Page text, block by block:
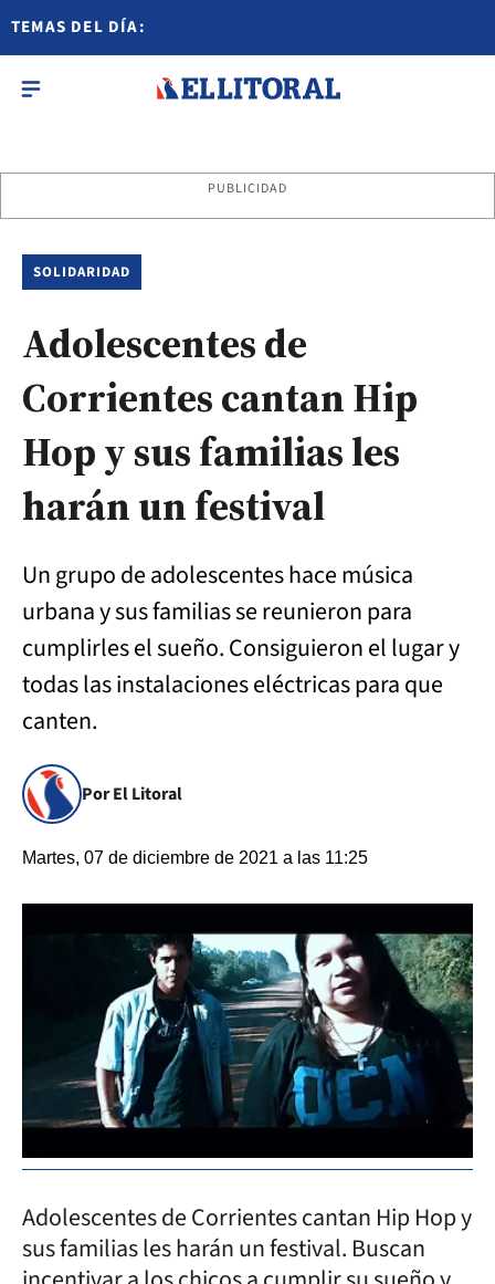
TEMAS DEL DÍA:
PUBLICIDAD
SOLIDARIDAD
Adolescentes de
Corrientes cantan Hip
Hop y sus familias les
harán un festival
Un grupo de adolescentes hace música
urbana y sus familias se reunieron para
cumplirles el sueño. Consiguieron el lugar y
todas las instalaciones eléctricas para que
canten.
Por El Litoral
Martes, 07 de diciembre de 2021 a las 11:25
Adolescentes de Corrientes cantan Hip Hop y
sus familias les harán un festival. Buscan